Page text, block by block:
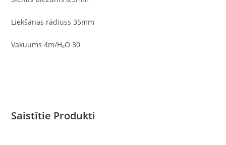
Liekšanas rādiuss 35mm
Vakuums 4m/H₂O 30
Saistītie Produkti